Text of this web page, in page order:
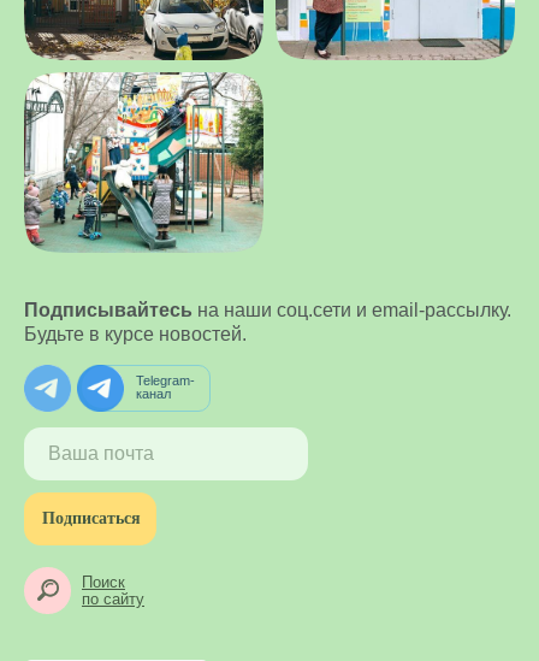
Подписывайтесь на наши соц.сети и email-рассылку.
Будьте в курсе новостей.
Подписаться
Поиск
по сайту
Telegram-
канал